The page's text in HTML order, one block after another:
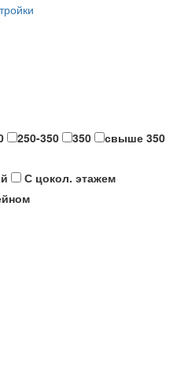
250-350 350
свыше 350
С цокол. этажем